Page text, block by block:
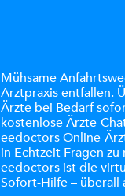
Mühsame
Arztpraxis entfallen.
Ärzte bei Bedarf
kostenlose Ärzte-
eedoctors Online-
in Echtzeit Fragen
eedoctors ist die
Sofort-Hilfe – überall